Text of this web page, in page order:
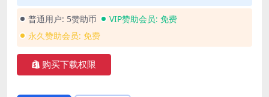
普通用户: 5赞助币 VIP赞助会员: 免费
永久赞助会员: 免费
购买下载权限